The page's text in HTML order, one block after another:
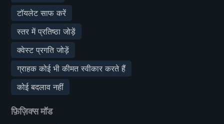
टॉयलेट साफ करें
स्तर में प्रतिष्ठा जोड़ें
क्वेस्ट प्रगति जोड़ें
ग्राहक कोई भी कीमत स्वीकार करते हैं
कोई बदलाव नहीं
फ़िज़िक्स मॉड